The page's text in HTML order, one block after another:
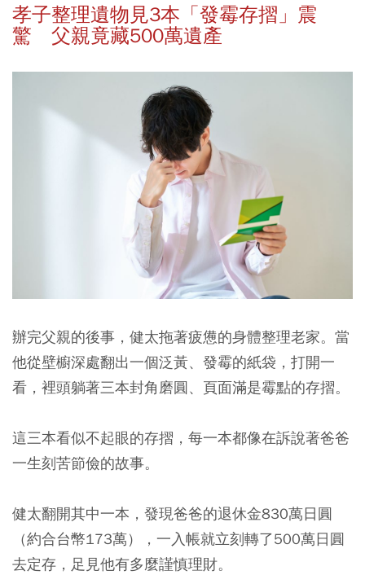
孝子整理遺物見3本「發霉存摺」震
驚 父親竟藏500萬遺產
辦完父親的後事，健太拖著疲憊的身體整理老家。 當
他從壁櫥深處翻出一個泛黃、發霉的紙袋，打開一
看，裡頭躺著三本封角磨圓、頁面滿是霉點的存摺。
這三本看似不起眼的存摺，每一本都像在訴說著爸爸
一生刻苦節儉的故事。
健太翻開其中一本，發現爸爸的退休金830萬日圓
（約合台幣173萬），一入帳就立刻轉了500萬日圓
去定存，足見他有多麼謹慎理財。